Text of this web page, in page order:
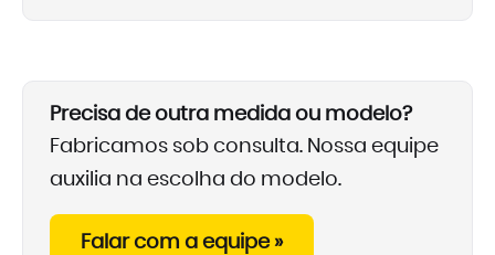
Precisa de outra medida ou modelo?
Fabricamos sob consulta. Nossa equipe
auxilia na escolha do modelo.
Falar com a equipe »